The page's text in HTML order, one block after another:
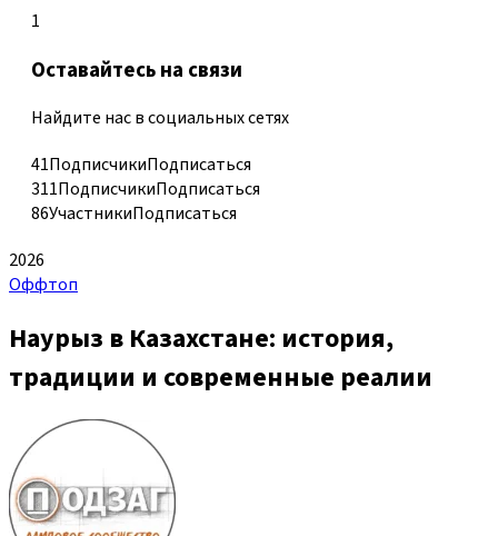
1
Оставайтесь на связи
Найдите нас в социальных сетях
41ПодписчикиПодписаться
311ПодписчикиПодписаться
86УчастникиПодписаться
2026
Оффтоп
Наурыз в Казахстане: история,
традиции и современные реалии